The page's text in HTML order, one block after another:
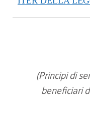
(Principi di
beneficiari